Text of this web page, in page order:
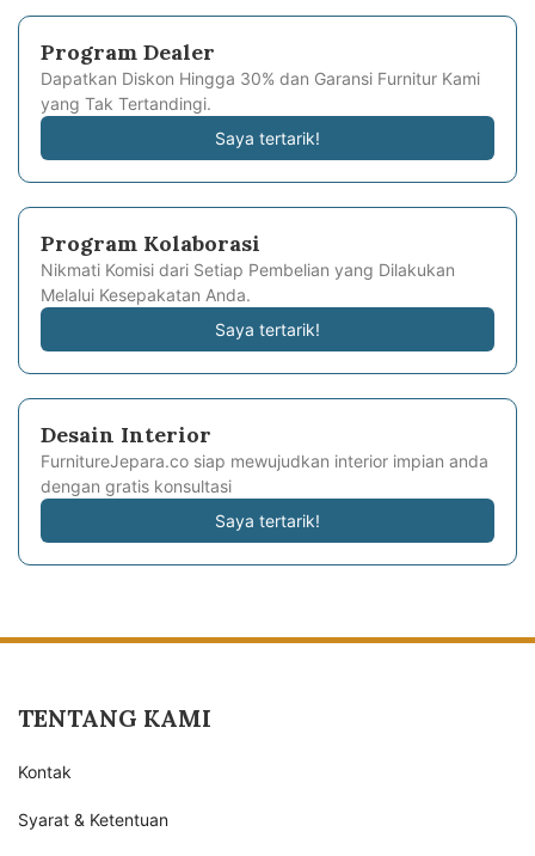
Program Dealer
Dapatkan Diskon Hingga 30% dan Garansi Furnitur Kami
yang Tak Tertandingi.
Saya tertarik!
Program Kolaborasi
Nikmati Komisi dari Setiap Pembelian yang Dilakukan
Melalui Kesepakatan Anda.
Saya tertarik!
Desain Interior
FurnitureJepara.co siap mewujudkan interior impian anda
dengan gratis konsultasi
Saya tertarik!
TENTANG KAMI
Kontak
Syarat & Ketentuan